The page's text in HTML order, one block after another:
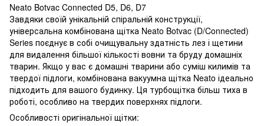
Neato Botvac Connected D5, D6, D7
Завдяки своїй унікальній спіральній конструкції,
універсальна комбінована щітка Neato Botvac (D/Connected)
Series поєднує в собі очищувальну здатність лез і щетини
для видалення більшої кількості вовни та бруду домашніх
тварин. Якщо у вас є домашні тварини або суміш килимів та
твердої підлоги, комбінована вакуумна щітка Neato ідеально
підходить для вашого будинку. Ця турбощітка більш тиха в
роботі, особливо на твердих поверхнях підлоги.
Особливості оригінальної щітки: